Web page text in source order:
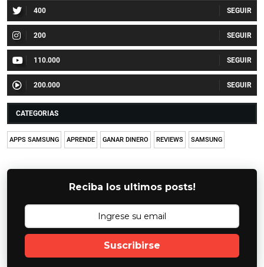
400
200
110.000
200.000
CATEGORIAS
APPS SAMSUNG APRENDE GANAR DINERO REVIEWS SAMSUNG
Reciba los ultimos posts!
Suscribirse